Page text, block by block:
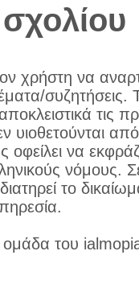
χρήστη να
συζητήσεις.
τις
υιοθετούνται
να
νόμους.
το
ομάδα του